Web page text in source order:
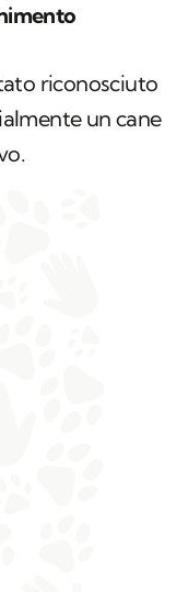
riconosciuto
un cane